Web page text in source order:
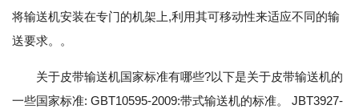
将输送机安装在专门的机架上,利用其可移动性来适应不同的输
送要求。。
关于皮带输送机国家标准有哪些?以下是关于皮带输送机的
一些国家标准: GBT10595-2009:带式输送机的标准。 JBT3927-